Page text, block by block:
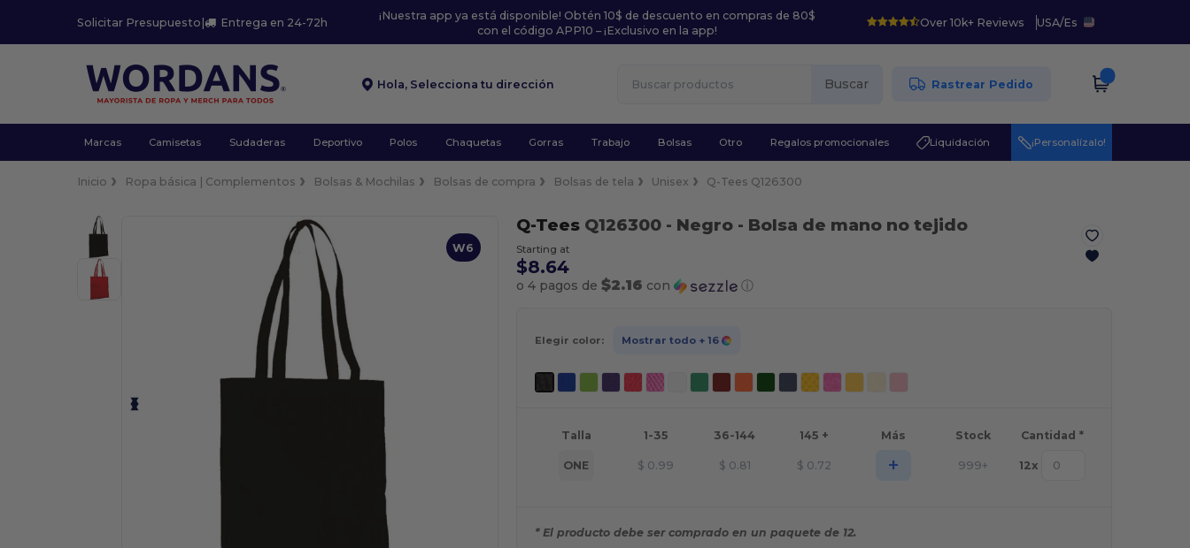
Solicitar Presupuesto | Entrega en 24-72h
¡Nuestra app ya está disponible! Obtén 10$ de descuento en compras de 80$
con el código APP10 – ¡Exclusivo en la app!
Over 10k+ Reviews USA/Es
Hola, Selecciona tu dirección Buscar Rastrear Pedido
Marcas Camisetas Sudaderas Deportivo Polos Chaquetas Gorras Trabajo Bolsas Otro Regalos promocionales Liquidación ¡Personalízalo!
Inicio Ropa básica | Complementos Bolsas & Mochilas Bolsas de compra Bolsas de tela Unisex Q-Tees Q126300
W6
Q-TeesQ126300 - Negro- Bolsa de mano no tejido
Starting at
$8.64
o 4 pagos de $2.16 con ⓘ
Elegir color: Mostrar todo + 16
Talla 1-35 36-144 145 + Más Stock Cantidad *
ONE $ 0.99 $ 0.81 $ 0.72 + 999+ 12x
* El producto debe ser comprado en un paquete de 12.